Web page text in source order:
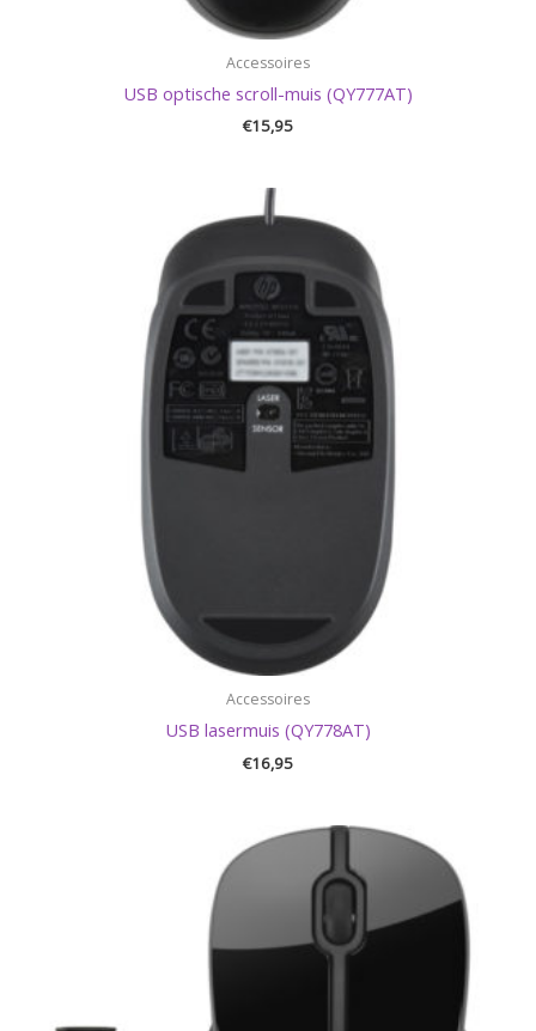
Accessoires
USB optische scroll-muis (QY777AT)
€15,95
Accessoires
USB lasermuis (QY778AT)
€16,95